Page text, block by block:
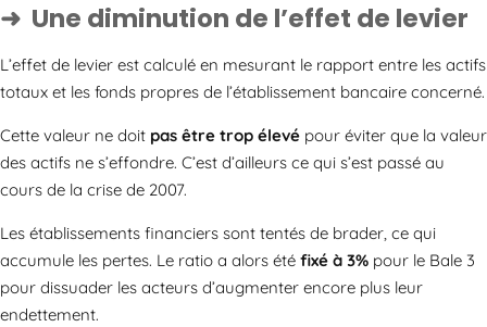
Une diminution de l’effet de levier
L’effet de levier est calculé en mesurant le rapport entre les actifs
totaux et les fonds propres de l’établissement bancaire concerné.
Cette valeur ne doit pas être trop élevé pour éviter que la valeur
des actifs ne s’effondre. C’est d’ailleurs ce qui s’est passé au
cours de la crise de 2007.
Les établissements financiers sont tentés de brader, ce qui
accumule les pertes. Le ratio a alors été fixé à 3% pour le Bale 3
pour dissuader les acteurs d’augmenter encore plus leur
endettement.